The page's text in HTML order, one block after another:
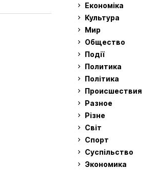
Економіка
Культура
Мир
Общество
Події
Политика
Політика
Происшествия
Разное
Різне
Світ
Спорт
Суспільство
Экономика